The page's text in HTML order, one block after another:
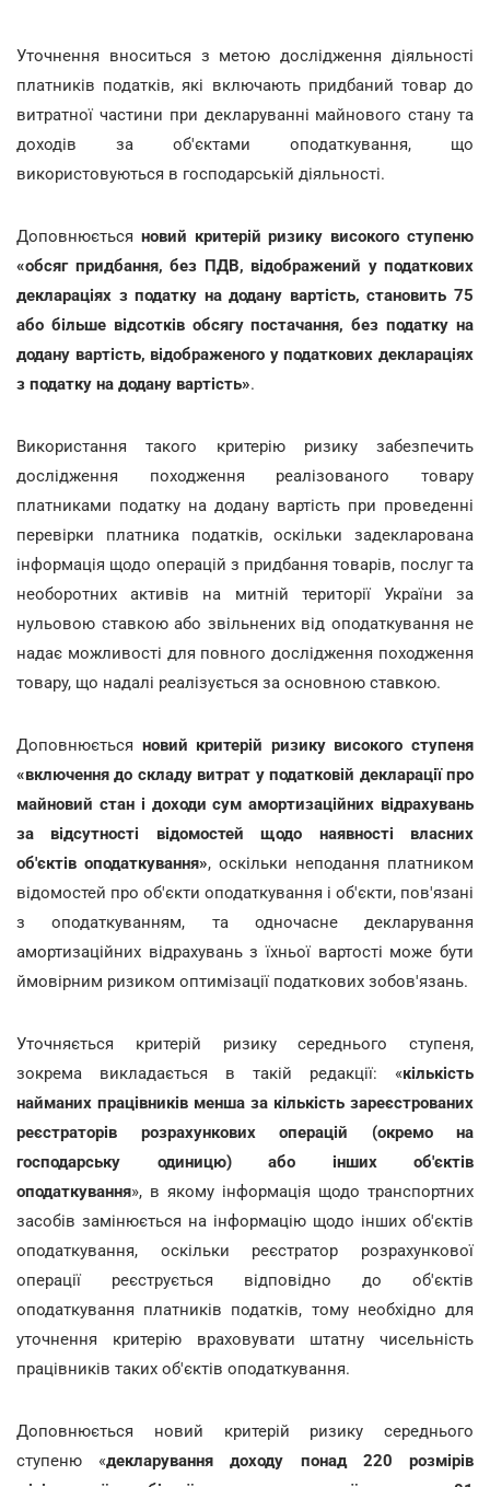
Уточнення вноситься з метою дослідження діяльності
платників податків, які включають придбаний товар до
витратної частини при декларуванні майнового стану та
доходів за об'єктами оподаткування, що
використовуються в господарській діяльності.
Доповнюється новий критерій ризику високого ступеню
«обсяг придбання, без ПДВ, відображений у податкових
деклараціях з податку на додану вартість, становить 75
або більше відсотків обсягу постачання, без податку на
додану вартість, відображеного у податкових деклараціях
з податку на додану вартість».
Використання такого критерію ризику забезпечить
дослідження походження реалізованого товару
платниками податку на додану вартість при проведенні
перевірки платника податків, оскільки задекларована
інформація щодо операцій з придбання товарів, послуг та
необоротних активів на митній території України за
нульовою ставкою або звільнених від оподаткування не
надає можливості для повного дослідження походження
товару, що надалі реалізується за основною ставкою.
Доповнюється новий критерій ризику високого ступеня
«включення до складу витрат у податковій декларації про
майновий стан і доходи сум амортизаційних відрахувань
за відсутності відомостей щодо наявності власних
об'єктів оподаткування», оскільки неподання платником
відомостей про об'єкти оподаткування і об'єкти, пов'язані
з оподаткуванням, та одночасне декларування
амортизаційних відрахувань з їхньої вартості може бути
ймовірним ризиком оптимізації податкових зобов'язань.
Уточняється критерій ризику середнього ступеня,
зокрема викладається в такій редакції: «кількість
найманих працівників менша за кількість зареєстрованих
реєстраторів розрахункових операцій (окремо на
господарську одиницю) або інших об'єктів
оподаткування», в якому інформація щодо транспортних
засобів замінюється на інформацію щодо інших об'єктів
оподаткування, оскільки реєстратор розрахункової
операції реєструється відповідно до об'єктів
оподаткування платників податків, тому необхідно для
уточнення критерію враховувати штатну чисельність
працівників таких об'єктів оподаткування.
Доповнюється новий критерій ризику середнього
ступеню «декларування доходу понад 220 розмірів